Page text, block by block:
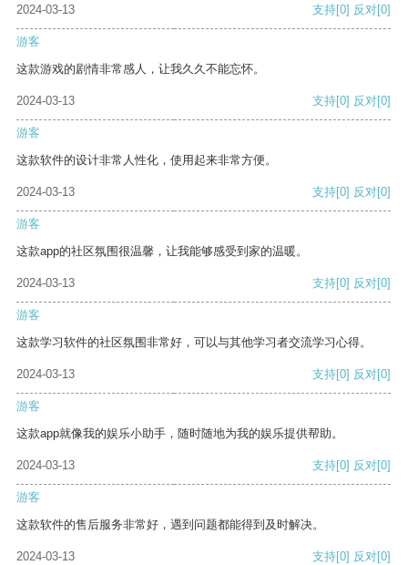
2024-03-13
支持[0] 反对[0]
游客
这款游戏的剧情非常感人，让我久久不能忘怀。
2024-03-13 支持[0] 反对[0]
游客
这款软件的设计非常人性化，使用起来非常方便。
2024-03-13 支持[0] 反对[0]
游客
这款app的社区氛围很温馨，让我能够感受到家的温暖。
2024-03-13 支持[0] 反对[0]
游客
这款学习软件的社区氛围非常好，可以与其他学习者交流学习心得。
2024-03-13 支持[0] 反对[0]
游客
这款app就像我的娱乐小助手，随时随地为我的娱乐提供帮助。
2024-03-13 支持[0] 反对[0]
游客
这款软件的售后服务非常好，遇到问题都能得到及时解决。
2024-03-13 支持[0] 反对[0]